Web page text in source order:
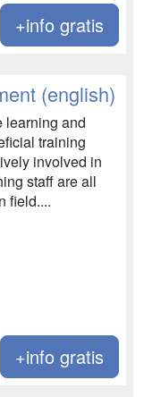
+info gratis
(english)
learning and
training
involved in
staff are all
field....
+info gratis